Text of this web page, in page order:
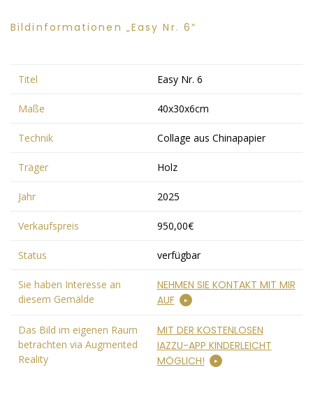
Bildinformationen „Easy Nr. 6“
Titel Easy Nr. 6
Maße 40x30x6cm
Technik Collage aus Chinapapier
Träger Holz
Jahr 2025
Verkaufspreis 950,00€
Status verfügbar
Sie haben Interesse an
diesem Gemälde
NEHMEN SIE KONTAKT MIT MIR
AUF
Das Bild im eigenen Raum
betrachten via Augmented
Reality
MIT DER KOSTENLOSEN
IAZZU-APP KINDERLEICHT
MÖGLICH!